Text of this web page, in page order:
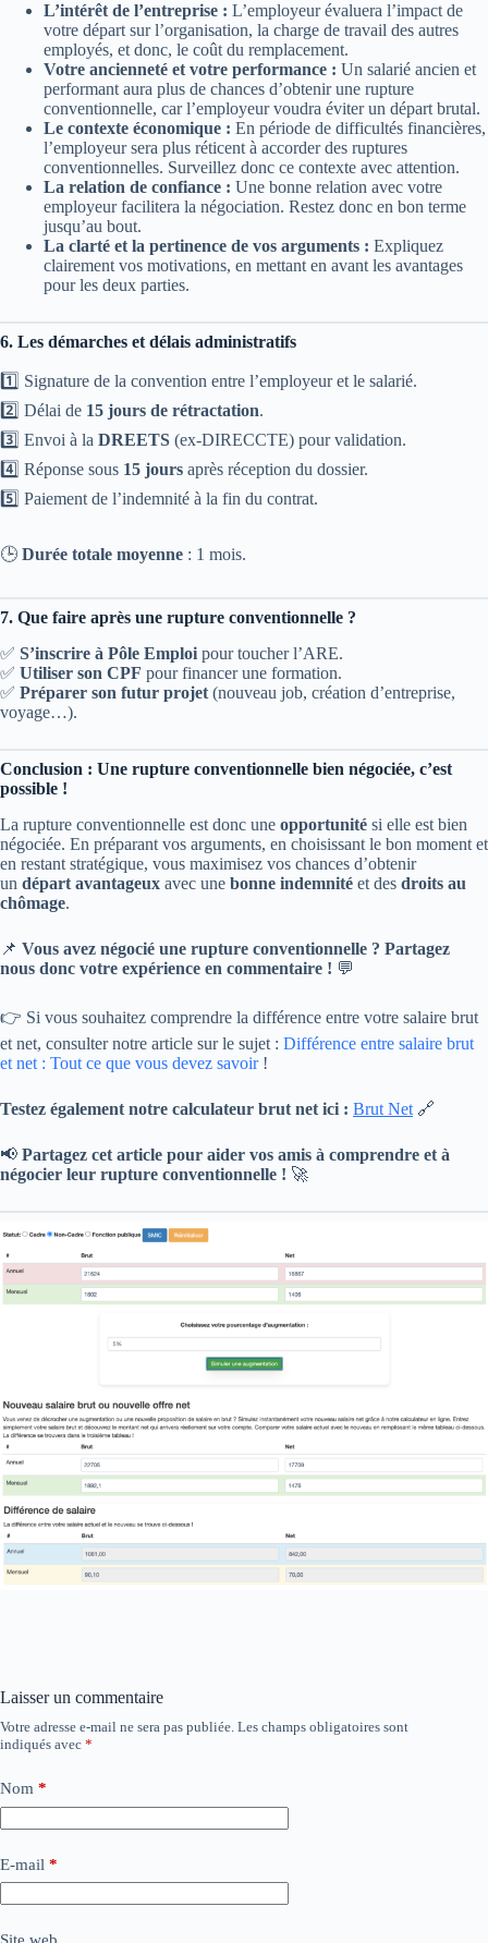
L’intérêt de l’entreprise : L’employeur évaluera l’impact de
votre départ sur l’organisation, la charge de travail des autres
employés, et donc, le coût du remplacement.
Votre ancienneté et votre performance : Un salarié ancien et
performant aura plus de chances d’obtenir une rupture
conventionnelle, car l’employeur voudra éviter un départ brutal.
Le contexte économique : En période de difficultés financières,
l’employeur sera plus réticent à accorder des ruptures
conventionnelles. Surveillez donc ce contexte avec attention.
La relation de confiance : Une bonne relation avec votre
employeur facilitera la négociation. Restez donc en bon terme
jusqu’au bout.
La clarté et la pertinence de vos arguments : Expliquez
clairement vos motivations, en mettant en avant les avantages
pour les deux parties.
6. Les démarches et délais administratifs
1️⃣ Signature de la convention entre l’employeur et le salarié.
2️⃣ Délai de 15 jours de rétractation.
3️⃣ Envoi à la DREETS (ex-DIRECCTE) pour validation.
4️⃣ Réponse sous 15 jours après réception du dossier.
5️⃣ Paiement de l’indemnité à la fin du contrat.
🕒 Durée totale moyenne : 1 mois.
7. Que faire après une rupture conventionnelle ?
✅ S’inscrire à Pôle Emploi pour toucher l’ARE.
✅ Utiliser son CPF pour financer une formation.
✅ Préparer son futur projet (nouveau job, création d’entreprise,
voyage…).
Conclusion : Une rupture conventionnelle bien négociée, c’est
possible !
La rupture conventionnelle est donc une opportunité si elle est bien
négociée. En préparant vos arguments, en choisissant le bon moment et
en restant stratégique, vous maximisez vos chances d’obtenir
un départ avantageux avec une bonne indemnité et des droits au
chômage.
📌 Vous avez négocié une rupture conventionnelle ? Partagez
nous donc votre expérience en commentaire ! 💬
👉 Si vous souhaitez comprendre la différence entre votre salaire brut
et net, consulter notre article sur le sujet : Différence entre salaire brut
et net : Tout ce que vous devez savoir!
Testez également notre calculateur brut net ici : Brut Net 🔗
📢 Partagez cet article pour aider vos amis à comprendre et à
négocier leur rupture conventionnelle ! 🚀
Laisser un commentaire
Votre adresse e-mail ne sera pas publiée. Les champs obligatoires sont
indiqués avec *
Nom *
E-mail *